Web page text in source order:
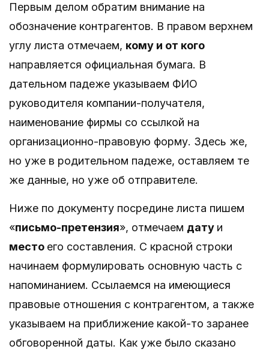
Первым делом обратим внимание на
обозначение контрагентов. В правом верхнем
углу листа отмечаем, кому и от кого
направляется официальная бумага. В
дательном падеже указываем ФИО
руководителя компании-получателя,
наименование фирмы со ссылкой на
организационно-правовую форму. Здесь же,
но уже в родительном падеже, оставляем те
же данные, но уже об отправителе.
Ниже по документу посредине листа пишем
«письмо-претензия», отмечаем дату и
место его составления. С красной строки
начинаем формулировать основную часть с
напоминанием. Ссылаемся на имеющиеся
правовые отношения с контрагентом, а также
указываем на приближение какой-то заранее
обговоренной даты. Как уже было сказано